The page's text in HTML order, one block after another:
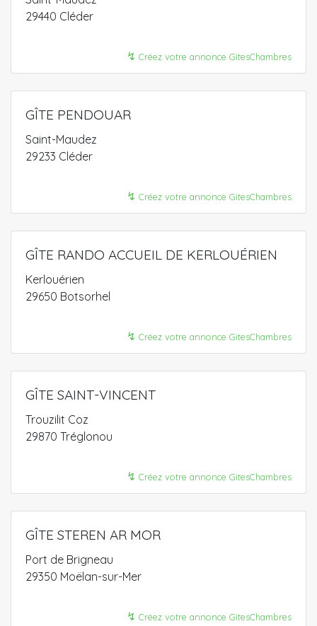
29440 Cléder
↯ Créez votre annonce GitesChambres
GÎTE PENDOUAR
Saint-Maudez
29233 Cléder
↯ Créez votre annonce GitesChambres
GÎTE RANDO ACCUEIL DE KERLOUÉRIEN
Kerlouérien
29650 Botsorhel
↯ Créez votre annonce GitesChambres
GÎTE SAINT-VINCENT
Trouzilit Coz
29870 Tréglonou
↯ Créez votre annonce GitesChambres
GÎTE STEREN AR MOR
Port de Brigneau
29350 Moëlan-sur-Mer
↯ Créez votre annonce GitesChambres